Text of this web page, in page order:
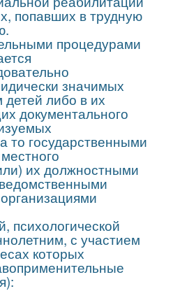
попавших в трудную
процедурами
значимых
детей либо в их
документального
то государственными
их должностными
психологической
с участием
которых